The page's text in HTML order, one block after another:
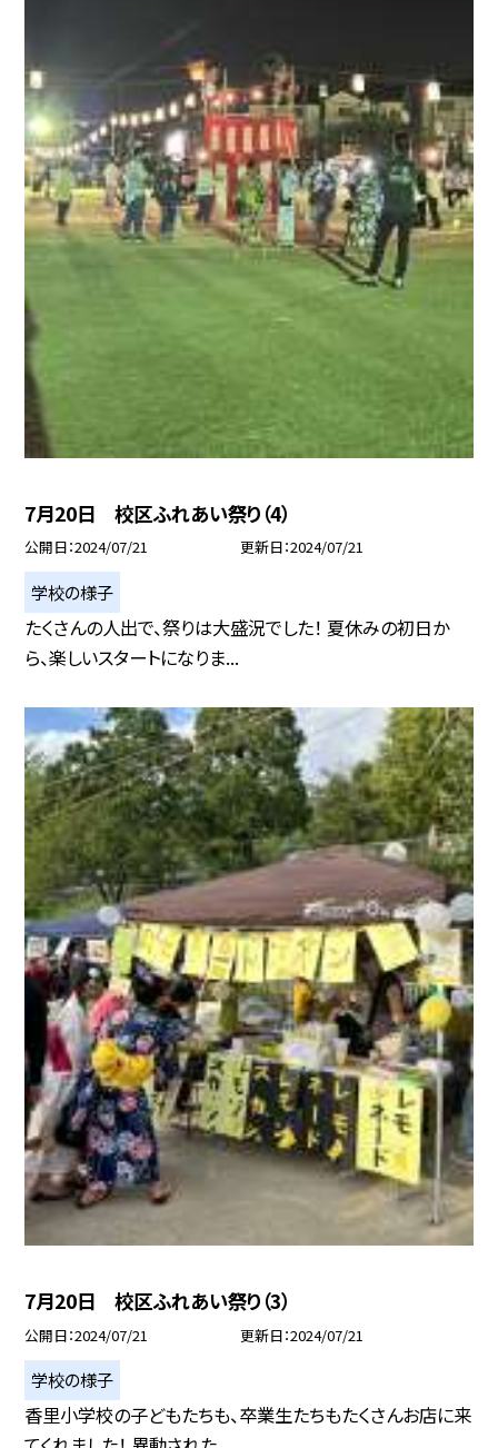
7月20日 校区ふれあい祭り（4）
公開日 2024/07/21 更新日 2024/07/21
学校の様子
たくさんの人出で、祭りは大盛況でした！ 夏休みの初日か
ら、楽しいスタートになりま...
7月20日 校区ふれあい祭り（3）
公開日 2024/07/21 更新日 2024/07/21
学校の様子
香里小学校の子どもたちも、卒業生たちもたくさんお店に来